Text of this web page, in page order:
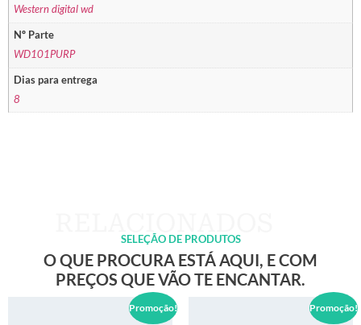
Western digital wd
Nº Parte
WD101PURP
Dias para entrega
8
SELEÇÃO DE PRODUTOS
O QUE PROCURA ESTÁ AQUI, E COM
PREÇOS QUE VÃO TE ENCANTAR.
Promoção! Promoção!